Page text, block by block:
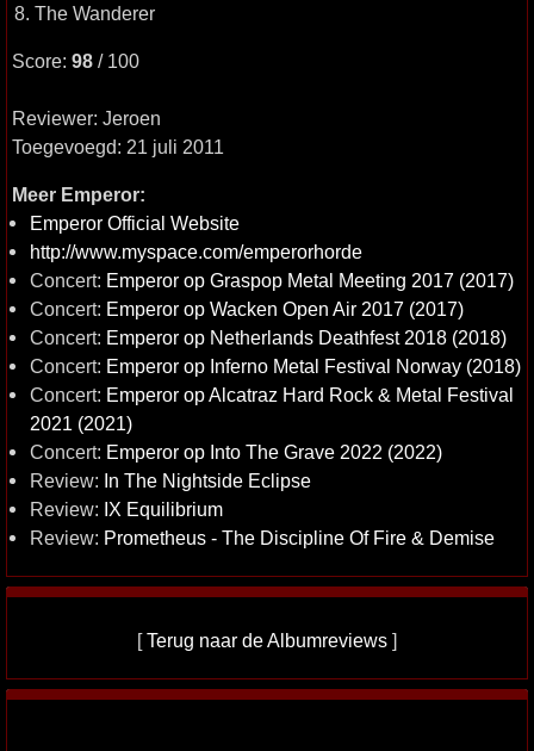
8. The Wanderer
Score: 98 / 100
Reviewer: Jeroen
Toegevoegd: 21 juli 2011
Meer Emperor:
Emperor Official Website
http://www.myspace.com/emperorhorde
Concert: Emperor op Graspop Metal Meeting 2017 (2017)
Concert: Emperor op Wacken Open Air 2017 (2017)
Concert: Emperor op Netherlands Deathfest 2018 (2018)
Concert: Emperor op Inferno Metal Festival Norway (2018)
Concert: Emperor op Alcatraz Hard Rock & Metal Festival
2021 (2021)
Concert: Emperor op Into The Grave 2022 (2022)
Review: In The Nightside Eclipse
Review: IX Equilibrium
Review: Prometheus - The Discipline Of Fire & Demise
[Terug naar de Albumreviews ]